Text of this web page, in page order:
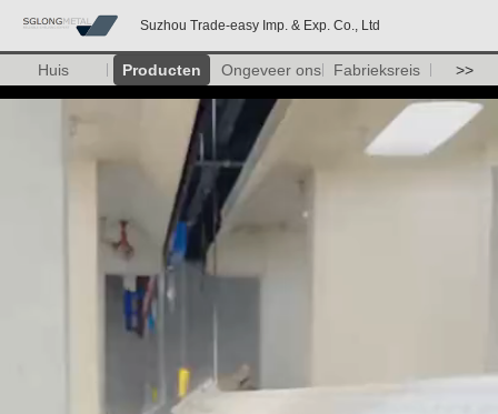
Suzhou Trade-easy Imp. & Exp. Co., Ltd
Huis Producten Ongeveer ons Fabrieksreis >>